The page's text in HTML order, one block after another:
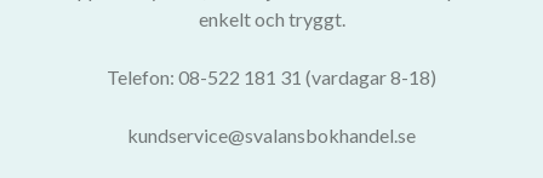
enkelt och tryggt.
Telefon: 08-522 181 31 (vardagar 8-18)
kundservice@svalansbokhandel.se